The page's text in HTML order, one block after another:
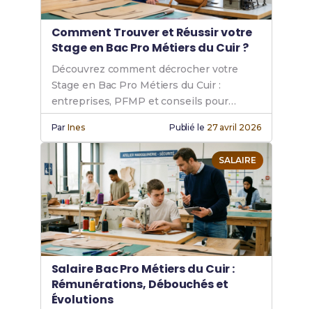
Comment Trouver et Réussir votre
Stage en Bac Pro Métiers du Cuir ?
Découvrez comment décrocher votre
Stage en Bac Pro Métiers du Cuir :
entreprises, PFMP et conseils pour
réussir.
ParInes Publié le 27 avril 2026
SALAIRE
Salaire Bac Pro Métiers du Cuir :
Rémunérations, Débouchés et
Évolutions